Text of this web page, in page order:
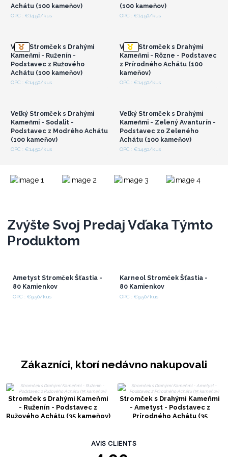
Preskúmajte našu kolekciu Stromčekov zo Vzácnych Kameňov
ešte dnes a nechajte energie tých najvyberanejších prírodných
Achátu (100 kameňov)
OPC : €14.50/kus
(100 kameňov)
OPC : €14.50/kus
Prihláste sa alebo
Veľký Stromček s Drahými
Kameňmi - Ruženín -
Podstavec z Ružového
Achátu (100 kameňov)
OPC : €14.50/kus
Prihláste sa alebo
Veľký Stromček s Drahými
Kameňmi - Rôzne - Podstavec
z Prírodného Achátu (100
kameňov)
OPC : €14.50/kus
Prihláste sa alebo
Veľký Stromček s Drahými
Kameňmi - Sodalit -
Podstavec z Modrého Achátu
(100 kameňov)
OPC : €14.50/kus
Prihláste sa alebo
Veľký Stromček s Drahými
Kameňmi - Zelený Avanturín -
Podstavec zo Zeleného
Achátu (100 kameňov)
OPC : €14.50/kus
Zvýšte Svoj Predaj Vďaka Týmto
Produktom
Ametyst Stromček Šťastia -
80 Kamienkov
OPC : €9.50/kus
Karneol Stromček Šťastia -
80 Kamienkov
OPC : €9.50/kus
Zákazníci, ktorí nedávno nakupovali
Stromček s Drahými Kameňmi
- Ruženín - Podstavec z
Ružového Achátu (35 kameňov)
Stromček s Drahými Kameňmi
- Ametyst - Podstavec z
Prírodného Achátu (35
AVIS CLIENTS